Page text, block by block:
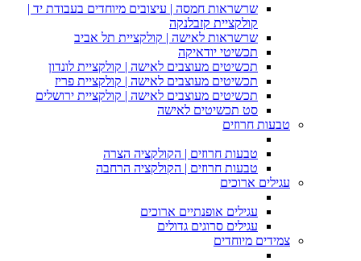
שרשראות חמסה | עיצובים מיוחדים בעבודת יד |
קולקציית קזבלנקה
שרשראות לאישה | קולקציית תל אביב
תכשיטי יודאיקה
תכשיטים מעוצבים לאישה | קולקציית לונדון
תכשיטים מעוצבים לאישה | קולקציית פריז
תכשיטים מעוצבים לאישה | קולקציית ירושלים
סט תכשיטים לאישה
טבעות חרוזים
טבעות חרוזים | הקולקציה הצרה
טבעות חרוזים | הקולקציה הרחבה
עגילים ארוכים
עגילים אופנתיים ארוכים
עגילים סרוגים גדולים
צמידים מיוחדים